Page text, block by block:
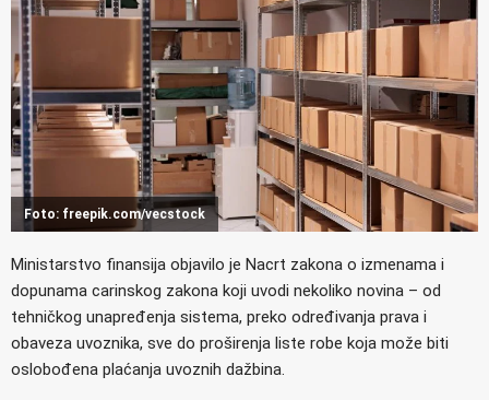
Foto: freepik.com/vecstock
Ministarstvo finansija objavilo je Nacrt zakona o izmenama i
dopunama carinskog zakona koji uvodi nekoliko novina – od
tehničkog unapređenja sistema, preko određivanja prava i
obaveza uvoznika, sve do proširenja liste robe koja može biti
oslobođena plaćanja uvoznih dažbina.